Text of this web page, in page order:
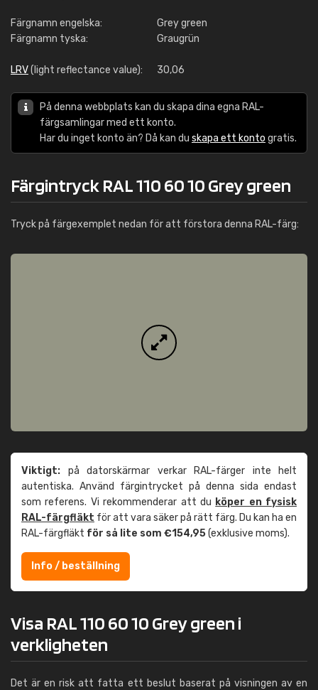
Färgnamn engelska:
Grey green
Färgnamn tyska:
Graugrün
LRV(light reflectance value): 30,06
På denna webbplats kan du skapa dina egna RAL-
färgsamlingar med ett konto.
Har du inget konto än? Då kan du skapa ett konto gratis.
Färgintryck RAL 110 60 10 Grey green
Tryck på färgexemplet nedan för att förstora denna RAL-färg:
Viktigt: på datorskärmar verkar RAL-färger inte helt
autentiska. Använd färgintrycket på denna sida endast
som referens. Vi rekommenderar att du köper en fysisk
RAL-färgfläkt för att vara säker på rätt färg. Du kan ha en
RAL-färgfläkt för så lite som €154,95(exklusive moms).
Info / beställning
Visa RAL 110 60 10 Grey green i
verkligheten
Det är en risk att fatta ett beslut baserat på visningen av en